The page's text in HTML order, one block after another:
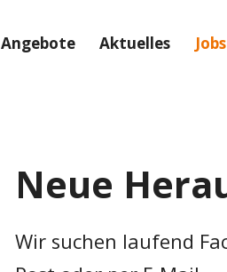
Angebote Aktuelles Jobs
Neue
Wir suchen laufend